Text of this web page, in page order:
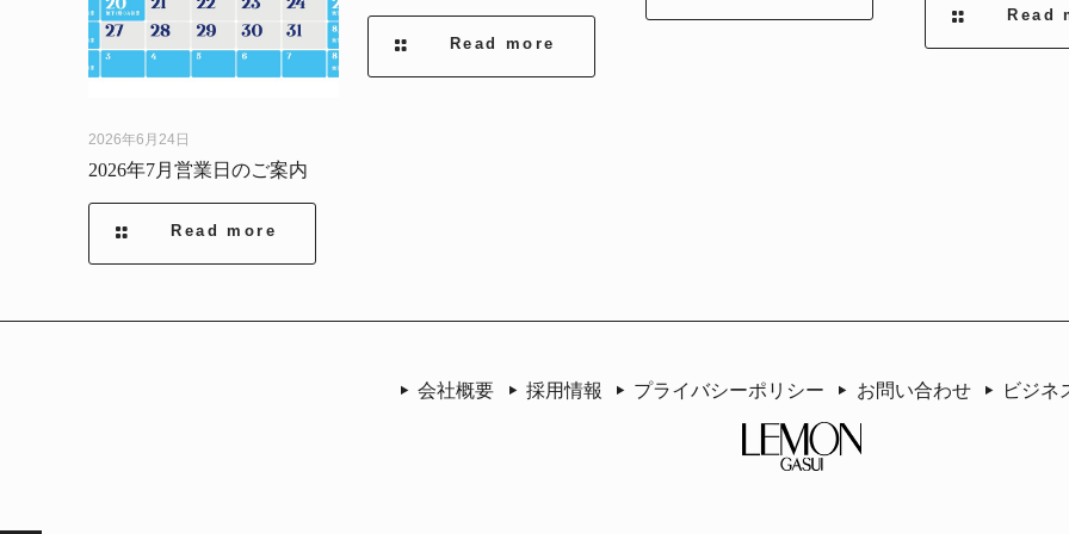
2026年6月24日
2026年7月営業日のご案内
Read more
Read more
Read
会社概要 採用情報 プライバシーポリシー お問い合わせ ビジネ